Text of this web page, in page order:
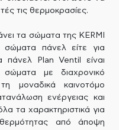
τις θερμοκρασίες.
τα σώματα της KERMI
σώματα πάνελ είτε για
πάνελ Plan Ventil είναι
με διαχρονικό
μοναδικά καινοτόμο
ενέργειας και
τα χαρακτηριστικά για
από άποψη